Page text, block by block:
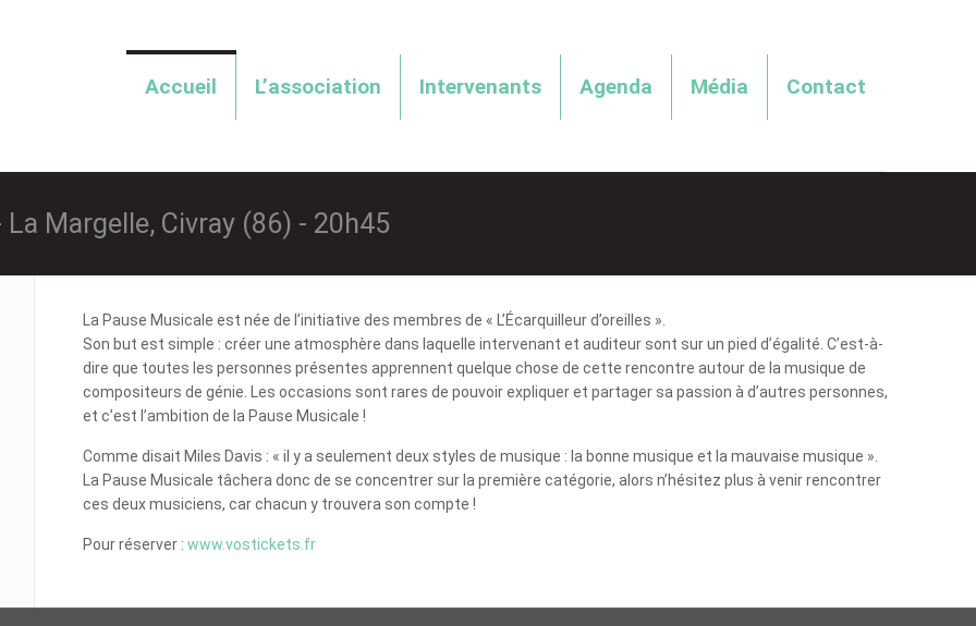
Accueil L’association Intervenants Agenda Média Contact
Margelle, Civray (86) - 20h45
La Pause Musicale est née de l’initiative des membres de « L’Écarquilleur d’oreilles ».
Son but est simple : créer une atmosphère dans laquelle intervenant et auditeur sont sur un pied d’égalité. C’est-à-
dire que toutes les personnes présentes apprennent quelque chose de cette rencontre autour de la musique de
compositeurs de génie. Les occasions sont rares de pouvoir expliquer et partager sa passion à d’autres personnes,
et c’est l’ambition de la Pause Musicale !
Comme disait Miles Davis : « il y a seulement deux styles de musique : la bonne musique et la mauvaise musique ».
La Pause Musicale tâchera donc de se concentrer sur la première catégorie, alors n’hésitez plus à venir rencontrer
ces deux musiciens, car chacun y trouvera son compte !
Pour réserver : www.vostickets.fr